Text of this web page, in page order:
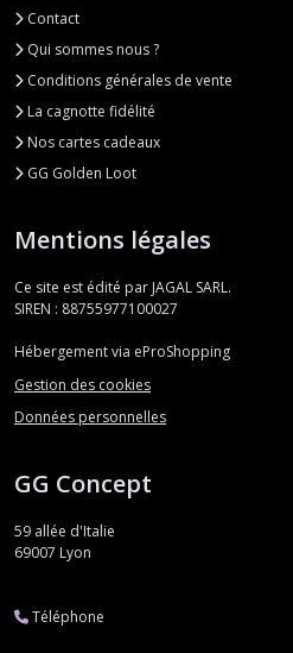
Contact
Qui sommes nous ?
Conditions générales de vente
La cagnotte fidélité
Nos cartes cadeaux
GG Golden Loot
Mentions légales
Ce site est édité par JAGAL SARL.
SIREN : 88755977100027
Hébergement via eProShopping
Gestion des cookies
Données personnelles
GG Concept
59 allée d'Italie
69007 Lyon
Téléphone